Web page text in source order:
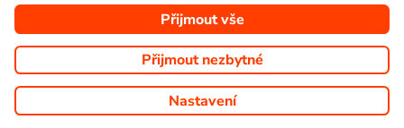
Copyright © goNET s.r.o. Na tomto webu jsou zobrazovány
obrázky z pořadů TV stanic, které můžete sledovat v Lepší.TV.
Přijmout vše
Přijmout nezbytné
Nastavení